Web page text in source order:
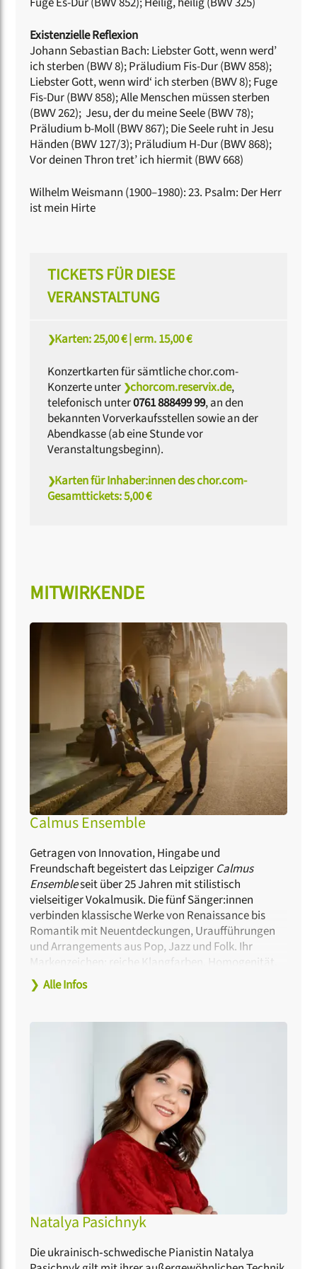
Existenzielle Reflexion
Johann Sebastian Bach: Liebster Gott, wenn werd’
ich sterben (BWV 8); Präludium Fis-Dur (BWV 858);
Liebster Gott, wenn wird‘ ich sterben (BWV 8); Fuge
Fis-Dur (BWV 858); Alle Menschen müssen sterben
(BWV 262); Jesu, der du meine Seele (BWV 78);
Präludium b-Moll (BWV 867); Die Seele ruht in Jesu
Händen (BWV 127/3); Präludium H-Dur (BWV 868);
Vor deinen Thron tret’ ich hiermit (BWV 668)
Wilhelm Weismann (1900–1980): 23. Psalm: Der Herr
ist mein Hirte
TICKETS FÜR DIESE
VERANSTALTUNG
Karten: 25,00 € | erm. 15,00 €
Konzertkarten für sämtliche chor.com-
Konzerte unter chorcom.reservix.de,
telefonisch unter0761 888499 99, an den
bekannten Vorverkaufsstellen sowie an der
Abendkasse (ab eine Stunde vor
Veranstaltungsbeginn).
Karten für Inhaber:innen des chor.com-
Gesamttickets: 5,00 €
MITWIRKENDE
Calmus Ensemble
Getragen von Innovation, Hingabe und
Freundschaft begeistert das Leipziger Calmus
Ensembleseit über 25 Jahren mit stilistisch
vielseitiger Vokalmusik. Die fünf Sänger:innen
verbinden klassische Werke von Renaissance bis
Romantik mit Neuentdeckungen, Uraufführungen
und Arrangements aus Pop, Jazz und Folk. Ihr
Markenzeichen: reiche Klangfarben, Homogenität,
Liebe zum Detail und eine textnahe Interpretation
der Musik. Einen Teil seiner Zeit widmet
Jurytätigkeiten gehören zum Alltag der
Sänger:innen, in Leipzig und unterwegs, so als
Rundfunk-Jugendchores Wernigerode
oder bei der Internationalen Masterclass für
Chordirigieren in der Bayerischen Musikakademie
Marktoberdorf. Zu den jüngsten Höhepunkten
zählen Konzerte in der Elbphilharmonie und im
Konserthuset Stockholm sowie das gemeinsame
Musizieren mit Sir John Rutter und Dozieren vor
1.500 Sänger:innen beim Chortag im Mainzer Dom.
❯ Alle Infos
Natalya Pasichnyk
Die ukrainisch‑schwedische Pianistin Natalya